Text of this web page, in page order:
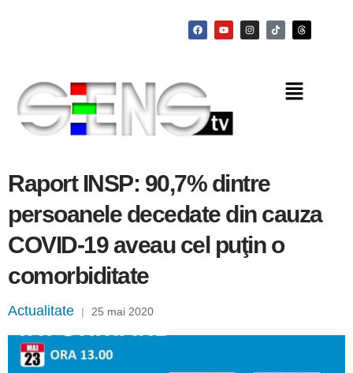
Raport INSP: 90,7% dintre
persoanele decedate din cauza
COVID-19 aveau cel puţin o
comorbiditate
Actualitate | 25 mai 2020